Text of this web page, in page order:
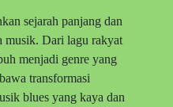
sejarah panjang dan
musik. Dari lagu rakyat
menjadi genre yang
transformasi
blues yang kaya dan